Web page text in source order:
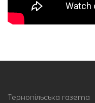
Тернопільська газета